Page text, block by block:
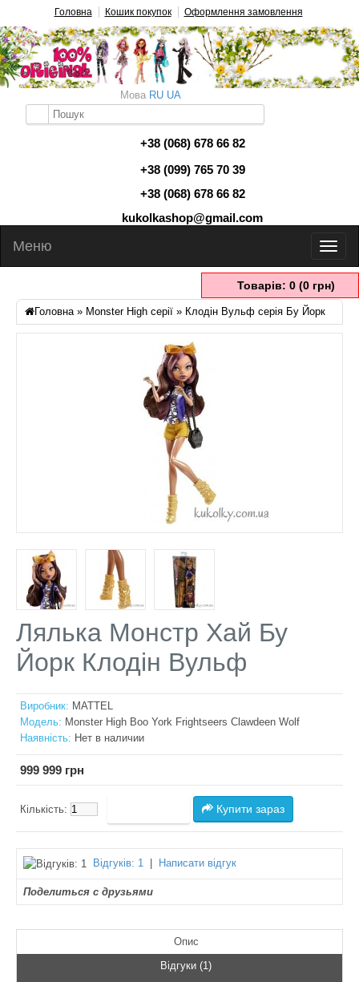
Головна Кошик покупок Оформлення замовлення
Мова RU UA
Товарів: 0 (0 грн)
+38 (068) 678 66 82
+38 (099) 765 70 39
+38 (068) 678 66 82
kukolkashop@gmail.com
Меню
Головна» Monster High серії » Клодін Вульф серія Бу Йорк
Лялька Монстр Хай Бу
Йорк Клодін Вульф
Виробник: MATTEL
Модель: Monster High Boo York Frightseers Clawdeen Wolf
Наявність: Нет в наличии
999 999 грн
Кількість: Купити зараз
Відгуків: 1 Написати відгук
Поделиться с друзьями
Опис
Відгуки (1)